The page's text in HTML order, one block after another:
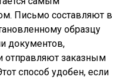
Письмо составляют в
образцу
документов,
отправляют заказным
способ удобен, если